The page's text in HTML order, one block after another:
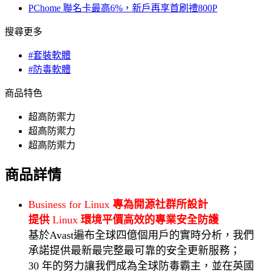
PChome 聯名卡最高6%，新戶再享首刷禮800P
搜尋更多
#套裝軟體
#防毒軟體
商品特色
超高防禦力
超高防禦力
超高防禦力
商品詳情
Business for Linux 專為開源社群所設計
提供 Linux 環境平價高效的專業安全防護
基於Avast遍布全球四億個用戶的實時分析，我們
承諾提供最新最完整最可靠的安全更新服務；
30 年的努力讓我們成為全球防毒霸主，並在英國